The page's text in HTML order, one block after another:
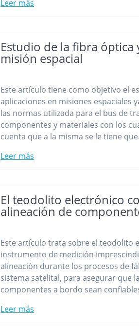
Leer más
Estudio de la fibra óptica
misión espacial
Este artículo tiene como objetivo el
aplicaciones en misiones espaciales
las normas utilizada para el bus de
componentes y materiales con los
cuenta que a la misma se le tiene
Leer más
El teodolito electrónico
alineación de
Este artículo trata sobre el teodolito
instrumento de medición
alineación durante los procesos de
sistema satelital, para asegurar que
componentes a bordo sean
Leer más